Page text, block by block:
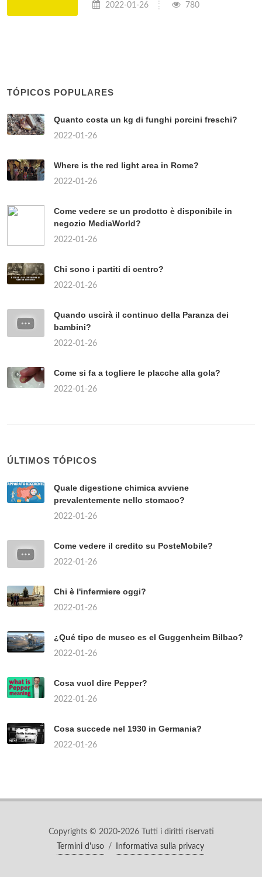
2022-01-26 780
TÓPICOS POPULARES
Quanto costa un kg di funghi porcini freschi?
2022-01-26
Where is the red light area in Rome?
2022-01-26
Come vedere se un prodotto è disponibile in
negozio MediaWorld?
2022-01-26
Chi sono i partiti di centro?
2022-01-26
Quando uscirà il continuo della Paranza dei
bambini?
2022-01-26
Come si fa a togliere le placche alla gola?
2022-01-26
ÚLTIMOS TÓPICOS
Quale digestione chimica avviene
prevalentemente nello stomaco?
2022-01-26
Come vedere il credito su PosteMobile?
2022-01-26
Chi è l'infermiere oggi?
2022-01-26
¿Qué tipo de museo es el Guggenheim Bilbao?
2022-01-26
Cosa vuol dire Pepper?
2022-01-26
Cosa succede nel 1930 in Germania?
2022-01-26
Copyrights © 2020-2026 Tutti i diritti riservati
Termini d'uso
/ Informativa sulla privacy